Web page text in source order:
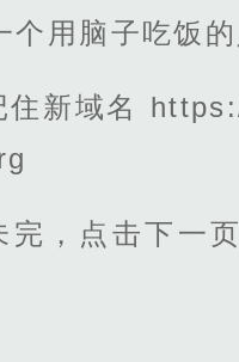
个用脑子吃饭的
住新域名
完，点击下一